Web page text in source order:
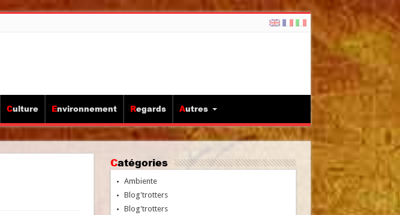
Culture Environnement Regards Autres
Catégories
Ambiente
Blog'trotters
Blog'trotters